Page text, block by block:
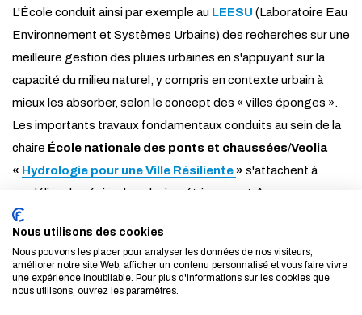
L'École conduit ainsi par exemple au LEESU (Laboratoire Eau
Environnement et Systèmes Urbains) des recherches sur une
meilleure gestion des pluies urbaines en s'appuyant sur la
capacité du milieu naturel, y compris en contexte urbain à
mieux les absorber, selon le concept des « villes éponges ».
Les importants travaux fondamentaux conduits au sein de la
chaire École nationale des ponts et chaussées/Veolia
« Hydrologie pour une Ville Résiliente » s'attachent à
modéliser les épisodes pluviométriques extrêmes en vue
d'adapter et de dimensionner au mieux les systèmes de
gestion de l'eau et ainsi prévenir les risques.
A noter que la thématique de ce webinar sera explorée plus
avant dans une édition à paraître du «
Nous utilisons des cookies
Nous pouvons les placer pour analyser les données de nos visiteurs,
améliorer notre site Web, afficher un contenu personnalisé et vous faire vivre
une expérience inoubliable. Pour plus d'informations sur les cookies que
nous utilisons, ouvrez les paramètres.